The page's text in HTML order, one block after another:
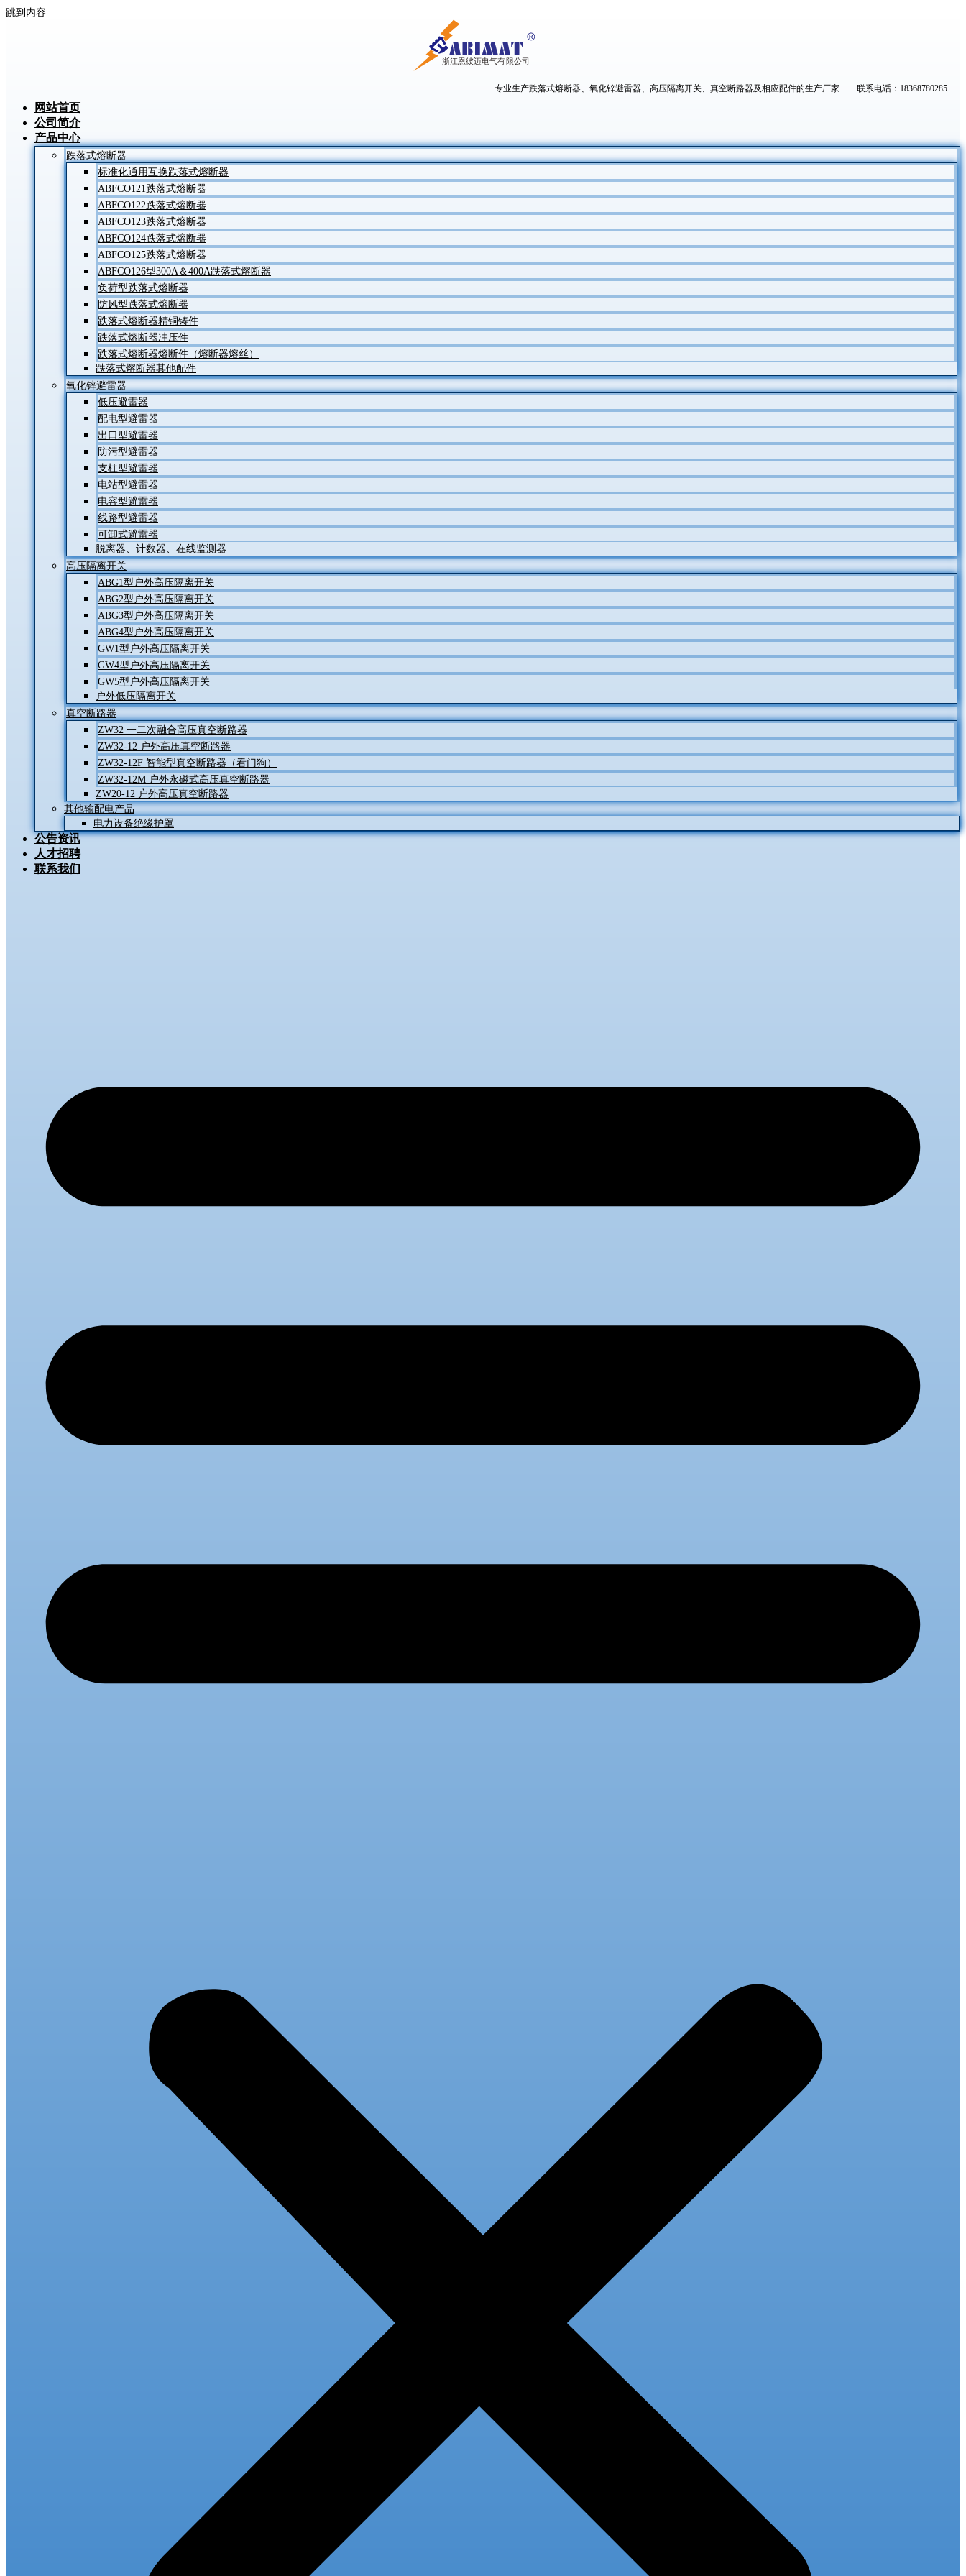
跳到内容
专业生产跌落式熔断器、氧化锌避雷器、高压隔离开关、真空断路器及相应配件的生产厂家 联系电话：18368780285
网站首页
公司简介
产品中心
跌落式熔断器
标准化通用互换跌落式熔断器
ABFCO121跌落式熔断器
ABFCO122跌落式熔断器
ABFCO123跌落式熔断器
ABFCO124跌落式熔断器
ABFCO125跌落式熔断器
ABFCO126型300A＆400A跌落式熔断器
负荷型跌落式熔断器
防风型跌落式熔断器
跌落式熔断器精铜铸件
跌落式熔断器冲压件
跌落式熔断器熔断件（熔断器熔丝）
跌落式熔断器其他配件
氧化锌避雷器
低压避雷器
配电型避雷器
出口型避雷器
防污型避雷器
支柱型避雷器
电站型避雷器
电容型避雷器
线路型避雷器
可卸式避雷器
脱离器、计数器、在线监测器
高压隔离开关
ABG1型户外高压隔离开关
ABG2型户外高压隔离开关
ABG3型户外高压隔离开关
ABG4型户外高压隔离开关
GW1型户外高压隔离开关
GW4型户外高压隔离开关
GW5型户外高压隔离开关
户外低压隔离开关
真空断路器
ZW32 一二次融合高压真空断路器
ZW32-12 户外高压真空断路器
ZW32-12F 智能型真空断路器（看门狗）
ZW32-12M 户外永磁式高压真空断路器
ZW20-12 户外高压真空断路器
其他输配电产品
电力设备绝缘护罩
公告资讯
人才招聘
联系我们